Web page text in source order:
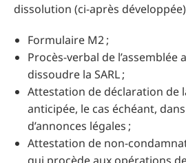
dissolution (ci-après
Formulaire M2 ;
Procès-verbal de l’assemblée
dissoudre la SARL ;
Attestation de déclaration de
anticipée, le cas échéant,
d’annonces légales ;
Attestation de non-